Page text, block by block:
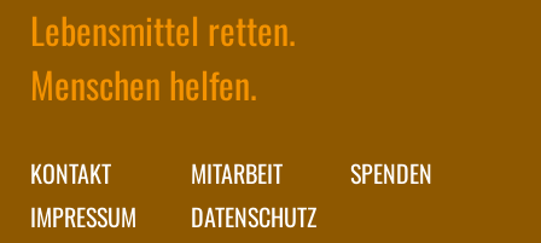
Lebensmittel retten.
Menschen helfen.
KONTAKT
IMPRESSUM
MITARBEIT
DATENSCHUTZ
SPENDEN